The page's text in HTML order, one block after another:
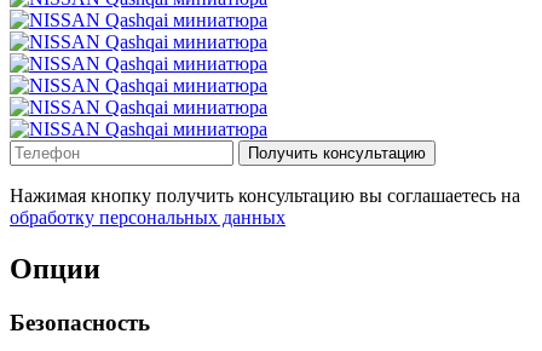
Получить консультацию
Нажимая кнопку получить консультацию вы соглашаетесь на
обработку персональных данных
Опции
Безопасность